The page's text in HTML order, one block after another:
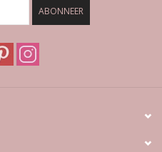
ABONNEER